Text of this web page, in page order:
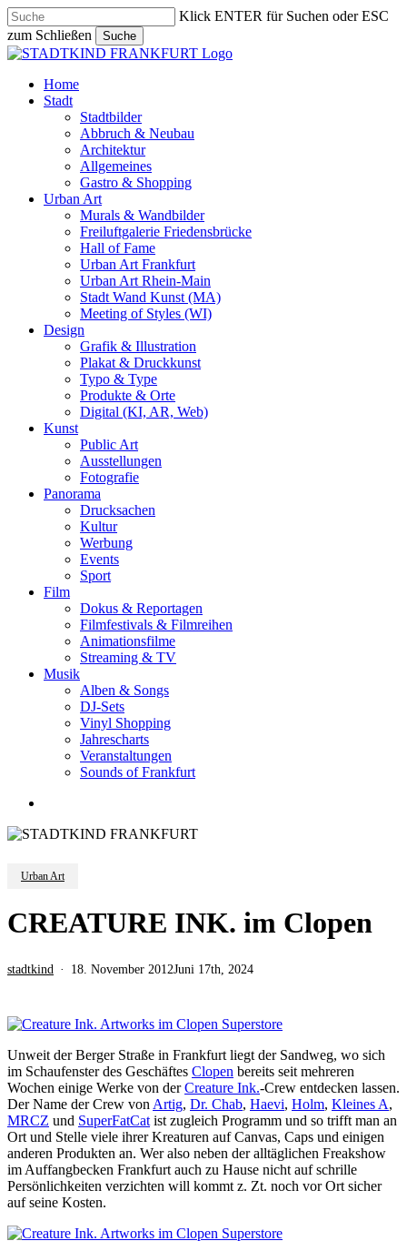
Skip
to
main
content
Klick ENTER für Suchen oder ESC
zum Schließen
Suche
Close
search
Menu
Home
Stadt
Stadtbilder
Abbruch & Neubau
Architektur
Allgemeines
Gastro & Shopping
Urban Art
Murals & Wandbilder
Freiluftgalerie Friedensbrücke
Hall of Fame
Urban Art Frankfurt
Urban Art Rhein-Main
Stadt Wand Kunst (MA)
Meeting of Styles (WI)
Design
Grafik & Illustration
Plakat & Druckkunst
Typo & Type
Produkte & Orte
Digital (KI, AR, Web)
Kunst
Public Art
Ausstellungen
Fotografie
Panorama
Drucksachen
Kultur
Werbung
Events
Sport
Film
Dokus & Reportagen
Filmfestivals & Filmreihen
Animationsfilme
Streaming & TV
Musik
Alben & Songs
DJ-Sets
Vinyl Shopping
Jahrescharts
Veranstaltungen
Sounds of Frankfurt
Urban Art
CREATURE INK. im Clopen
stadtkind 18. November 2012Juni 17th, 2024
Unweit der Berger Straße in Frankfurt liegt der Sandweg, wo sich
im Schaufenster des Geschäftes Clopen bereits seit mehreren
Wochen einige Werke von derCreature Ink.-Crew entdecken lassen.
Der Name der Crew von Artig, Dr. Chab, Haevi, Holm, Kleines A,
MRCZ und SuperFatCat ist zugleich Programm und so trifft man an
Ort und Stelle viele ihrer Kreaturen auf Canvas, Caps und einigen
anderen Produkten an. Wer also neben der alltäglichen Freakshow
im Auffangbecken Frankfurt auch zu Hause nicht auf schrille
Persönlichkeiten verzichten will kommt z. Zt. noch vor Ort sicher
auf seine Kosten.